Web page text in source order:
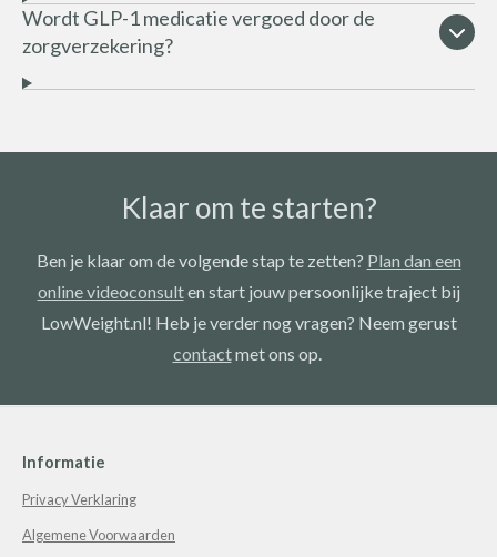
Wordt GLP-1 medicatie vergoed door de
zorgverzekering?
Klaar om te starten?
Ben je klaar om de volgende stap te zetten? Plan dan een
online videoconsulten start jouw persoonlijke traject bij
LowWeight.nl! Heb je verder nog vragen? Neem gerust
contactmet ons op.
Informatie
Privacy Verklaring
Algemene Voorwaarden